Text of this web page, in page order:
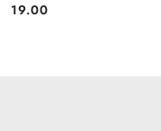
Cena:
19.00